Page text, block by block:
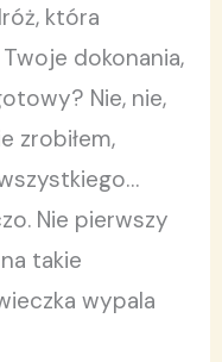
która
dokonania,
Nie, nie,
zrobiłem,
Nie pierwszy
takie
wypala